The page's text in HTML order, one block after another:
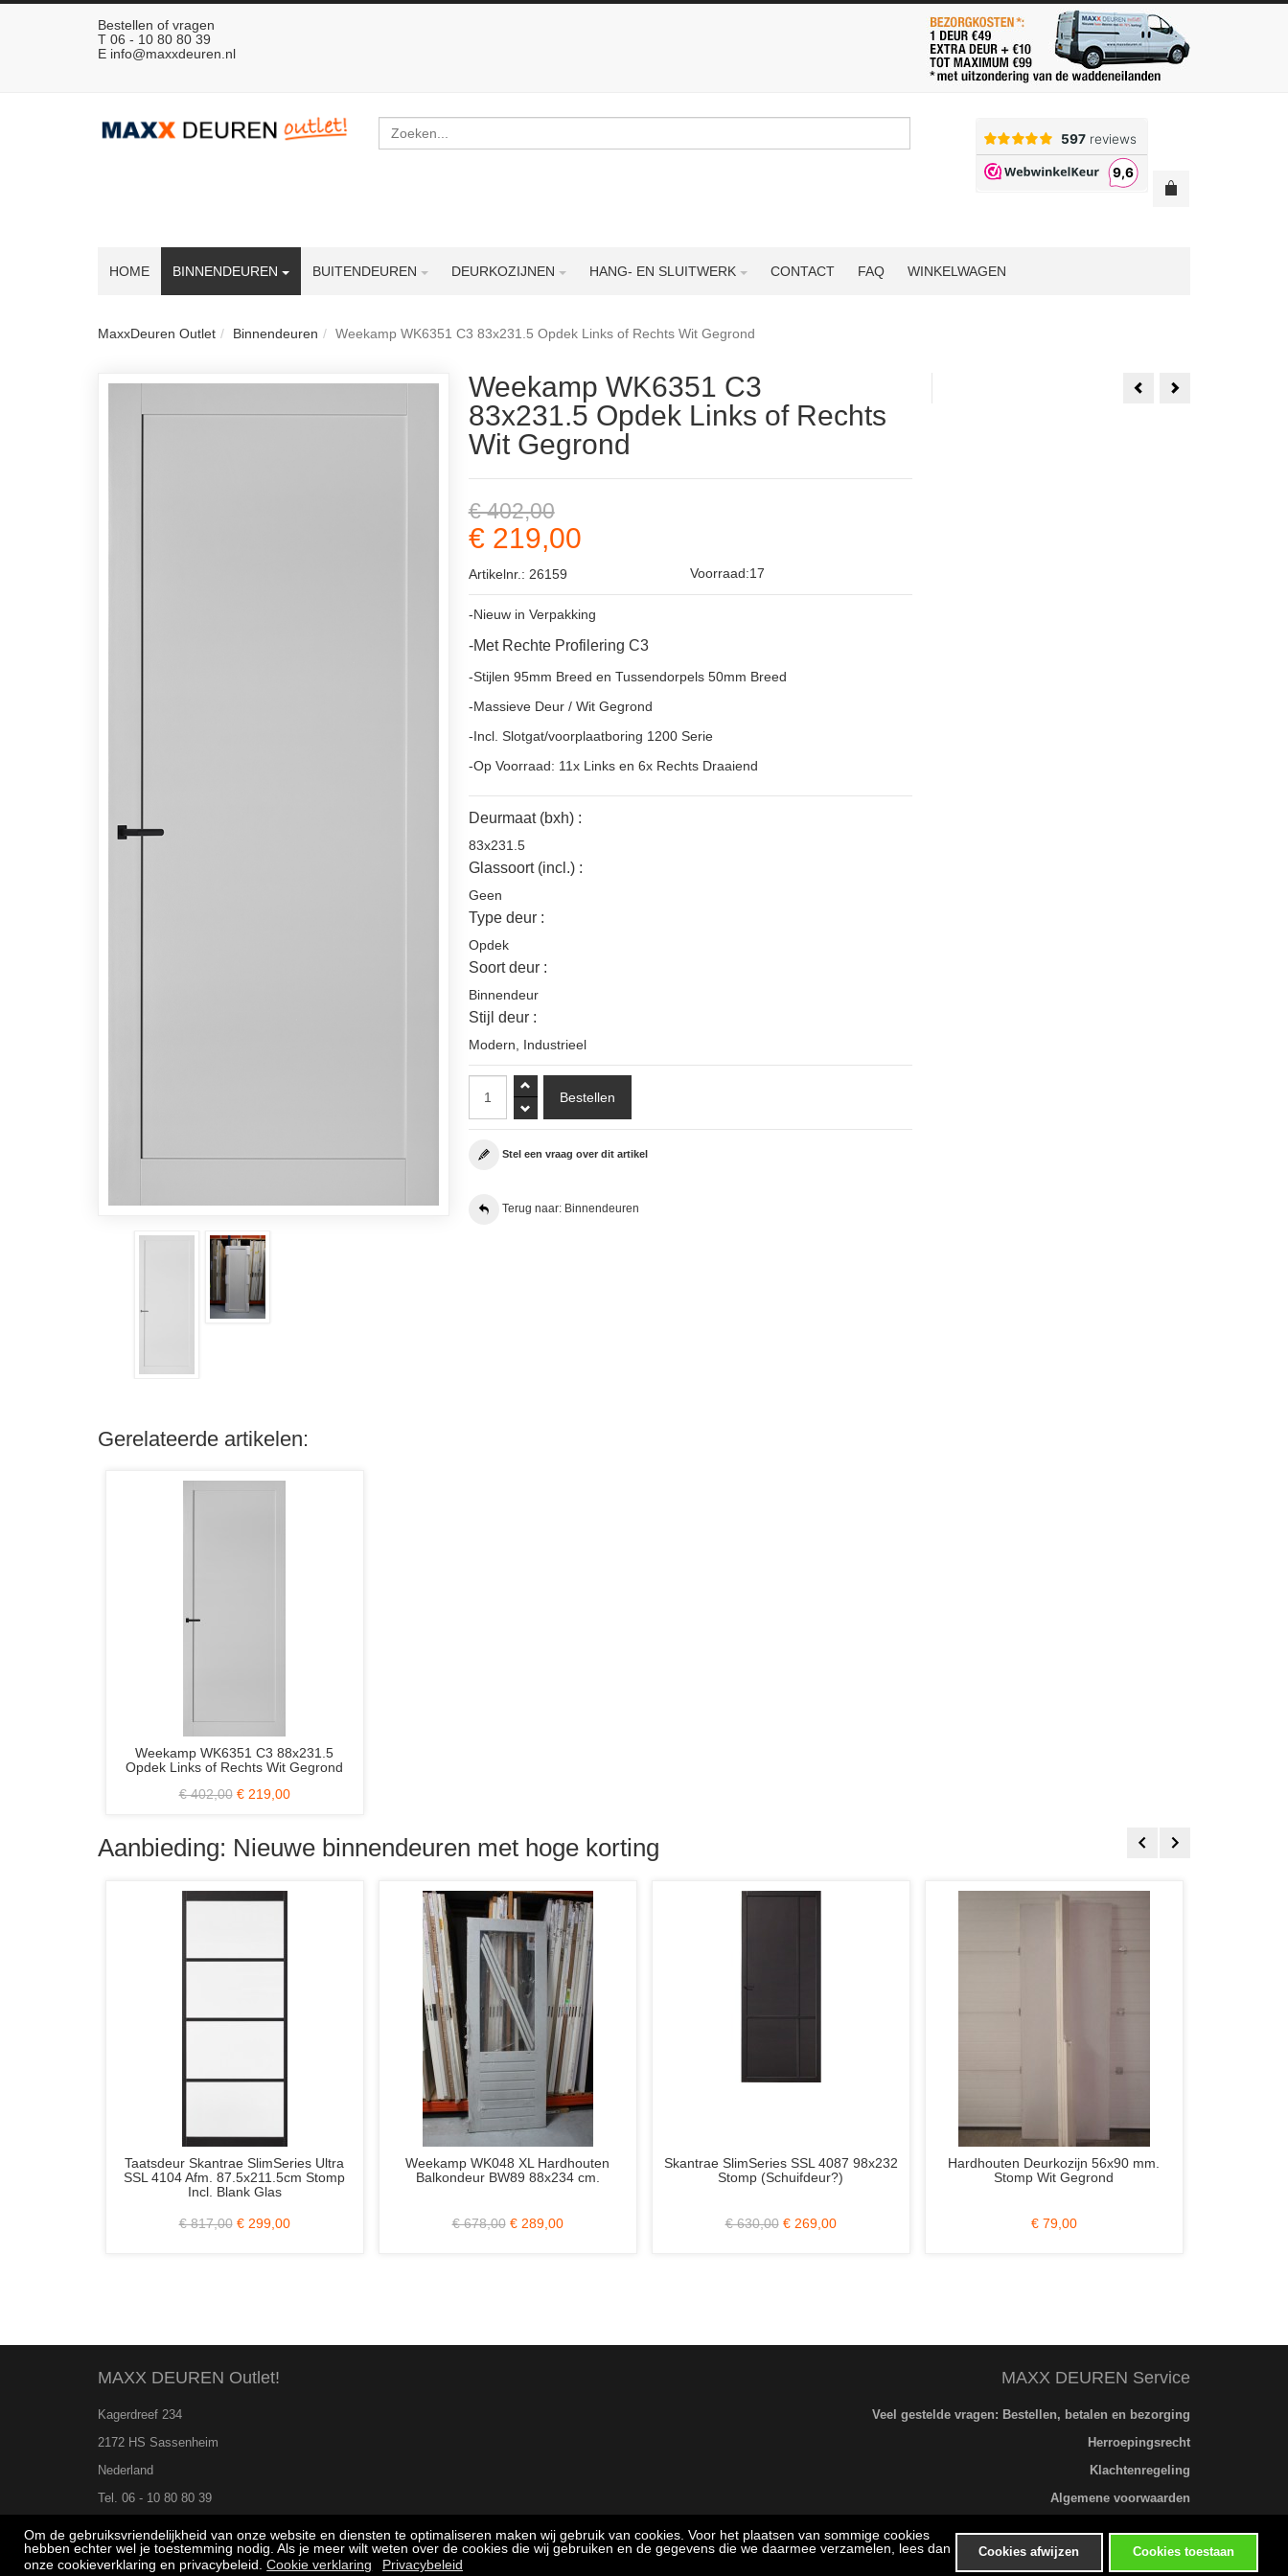
Om de gebruiksvriendelijkheid van onze website en diensten te optimaliseren maken wij gebruik van cookies. Voor het plaatsen van sommige cookies
hebben echter wel je toestemming nodig. Als je meer wilt weten over de cookies die wij gebruiken en de gegevens die we daarmee verzamelen, lees dan
onze cookieverklaring en privacybeleid. Cookie verklaring Privacybeleid
Cookies afwijzen Cookies toestaan
Bestellen of vragen
T 06 - 10 80 80 39
E info@maxxdeuren.nl
Zoeken
HOME BINNENDEUREN BUITENDEUREN DEURKOZIJNEN HANG- EN SLUITWERK CONTACT FAQ WINKELWAGEN
MaxxDeuren Outlet Binnendeuren Weekamp WK6351 C3 83x231.5 Opdek Links of Rechts Wit Gegrond
Weekamp WK6351 C3
83x231.5 Opdek Links of Rechts
Wit Gegrond
€ 402,00
€ 219,00
Voorraad:17
Artikelnr.: 26159
-Nieuw in Verpakking
-Met Rechte Profilering C3
-Stijlen 95mm Breed en Tussendorpels 50mm Breed
-Massieve Deur / Wit Gegrond
-Incl. Slotgat/voorplaatboring 1200 Serie
-Op Voorraad: 11x Links en 6x Rechts Draaiend
Deurmaat (bxh) :
83x231.5
Glassoort (incl.) :
Geen
Type deur :
Opdek
Soort deur :
Binnendeur
Stijl deur :
Modern, Industrieel
Stel een vraag over dit artikel
Terug naar: Binnendeuren
Weekamp
1
Gerelateerde artikelen:
Weekamp WK6351 C3 88x231.5
Opdek Links of Rechts Wit Gegrond
€ 402,00 € 219,00
Aanbieding: Nieuwe binnendeuren met hoge korting
Skantrae SlimSeries SSL 4087 98x232
Stomp (Schuifdeur?)
€ 630,00 € 269,00
Hardhouten Deurkozijn 56x90 mm.
Stomp Wit Gegrond
€ 79,00
Skantrae SlimSeries SSL 14807 Eiken
Gelakt 88x231.5 Stomp Incl. Blank
€ 725,00 € 359,00
Weekamp WK6314 C 103x231.5
Stomp Incl. Blank Glas Zonder Slotgat
€ 379,00
MAXX DEUREN Outlet!
Kagerdreef 234
2172 HS Sassenheim
Nederland
Tel. 06 - 10 80 80 39
"De scherpste prijs voor de beste deur!"
MAXX DEUREN Service
Veel gestelde vragen: Bestellen, betalen en bezorging
Herroepingsrecht
Klachtenregeling
Algemene voorwaarden
Bezichtigen en afhalen alleen op afspraak